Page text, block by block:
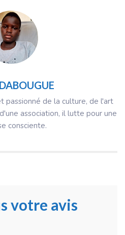
passionné de la culture, de l'art
association, il lutte pour une
consciente.
votre avis